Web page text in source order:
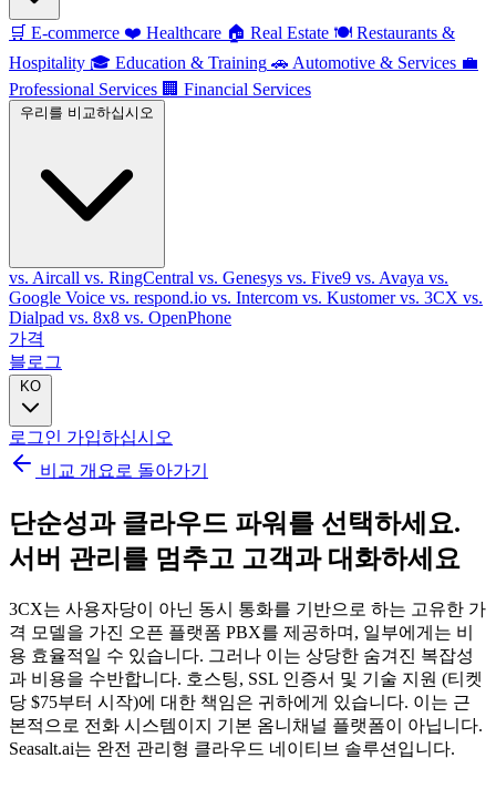
🛒 E-commerce ❤️ Healthcare 🏠 Real Estate 🍽️ Restaurants &
Hospitality 🎓 Education & Training 🚗 Automotive & Services 💼
Professional Services 🏢 Financial Services
우리를 비교하십시오
vs. Aircall vs. RingCentral vs. Genesys vs. Five9 vs. Avaya vs.
Google Voice vs. respond.io vs. Intercom vs. Kustomervs. 3CX vs.
Dialpad vs. 8x8 vs. OpenPhone
가격
블로그
KO
로그인 가입하십시오
비교 개요로 돌아가기
단순성과 클라우드 파워를 선택하세요.
서버 관리를 멈추고 고객과 대화하세요
3CX는 사용자당이 아닌 동시 통화를 기반으로 하는 고유한 가
격 모델을 가진 오픈 플랫폼 PBX를 제공하며, 일부에게는 비
용 효율적일 수 있습니다. 그러나 이는 상당한 숨겨진 복잡성
과 비용을 수반합니다. 호스팅, SSL 인증서 및 기술 지원 (티켓
당 $75부터 시작)에 대한 책임은 귀하에게 있습니다. 이는 근
본적으로 전화 시스템이지 기본 옴니채널 플랫폼이 아닙니다.
Seasalt.ai는 완전 관리형 클라우드 네이티브 솔루션입니다.